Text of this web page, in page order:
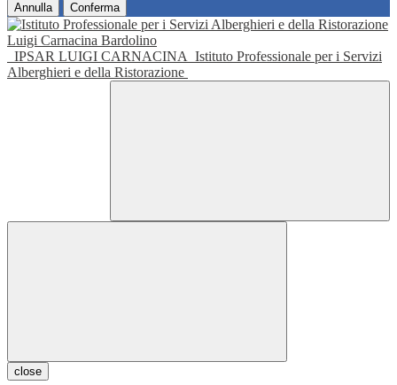
Annulla Conferma
IPSAR LUIGI CARNACINA Istituto Professionale per i Servizi
Alberghieri e della Ristorazione
close